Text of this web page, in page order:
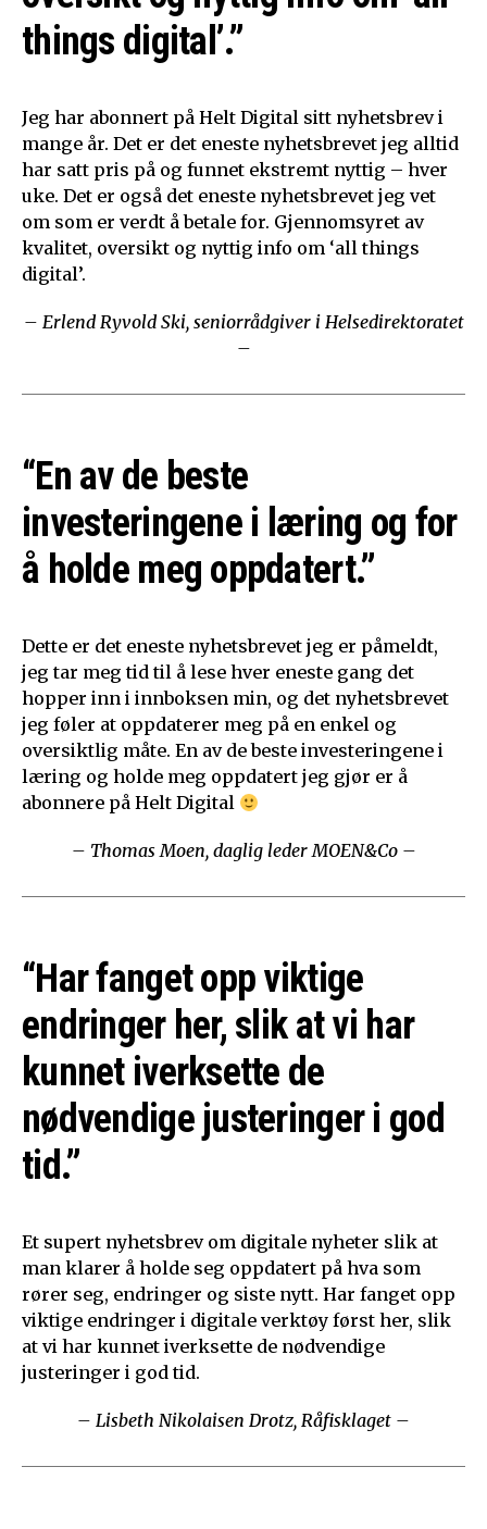
things digital’.”
Jeg har abonnert på Helt Digital sitt nyhetsbrev i
mange år. Det er det eneste nyhetsbrevet jeg alltid
har satt pris på og funnet ekstremt nyttig – hver
uke. Det er også det eneste nyhetsbrevet jeg vet
om som er verdt å betale for. Gjennomsyret av
kvalitet, oversikt og nyttig info om ‘all things
digital’.
– Erlend Ryvold Ski, seniorrådgiver i Helsedirektoratet
–
“En av de beste
investeringene i læring og for
å holde meg oppdatert.”
Dette er det eneste nyhetsbrevet jeg er påmeldt,
jeg tar meg tid til å lese hver eneste gang det
hopper inn i innboksen min, og det nyhetsbrevet
jeg føler at oppdaterer meg på en enkel og
oversiktlig måte. En av de beste investeringene i
læring og holde meg oppdatert jeg gjør er å
abonnere på Helt Digital
– Thomas Moen, daglig leder MOEN&Co –
“Har fanget opp viktige
endringer her, slik at vi har
kunnet iverksette de
nødvendige justeringer i god
tid.”
Et supert nyhetsbrev om digitale nyheter slik at
man klarer å holde seg oppdatert på hva som
rører seg, endringer og siste nytt. Har fanget opp
viktige endringer i digitale verktøy først her, slik
at vi har kunnet iverksette de nødvendige
justeringer i god tid.
– Lisbeth Nikolaisen Drotz, Råfisklaget –